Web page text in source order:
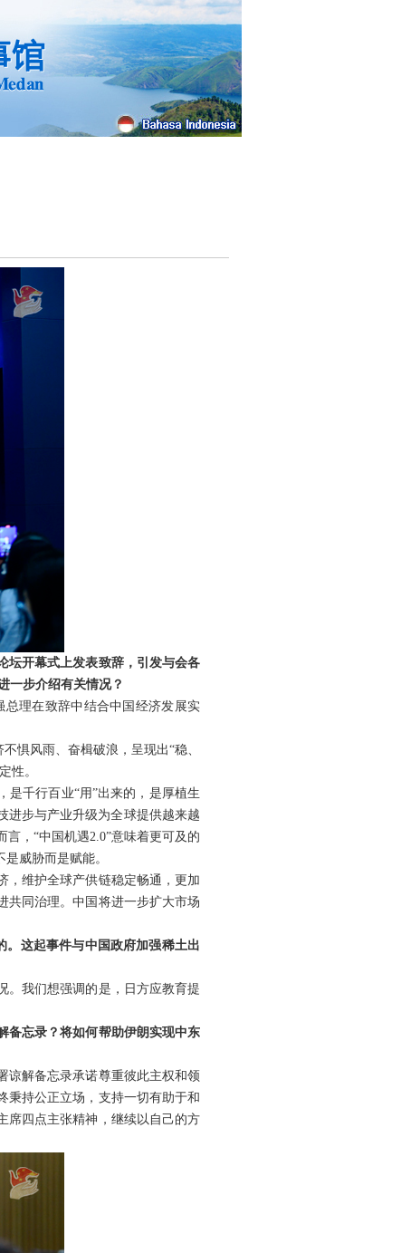
坛开幕式上发表致辞，引发与会各
一步介绍有关情况？
理在致辞中结合中国经济发展实
惧风雨、奋楫破浪，呈现出“稳、
性。
是千行百业“用”出来的，是厚植生
进步与产业升级为全球提供越来越
，“中国机遇2.0”意味着更可及的
威胁而是赋能。
，维护全球产供链稳定畅通，更加
共同治理。中国将进一步扩大市场
。这起事件与中国政府加强稀土出
。我们想强调的是，日方应教育提
备忘录？将如何帮助伊朗实现中东
谅解备忘录承诺尊重彼此主权和领
秉持公正立场，支持一切有助于和
席四点主张精神，继续以自己的方